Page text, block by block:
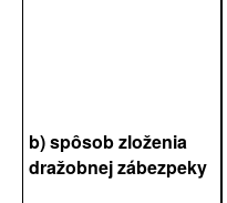
b) spôsob zloženia
dražobnej zábezpeky